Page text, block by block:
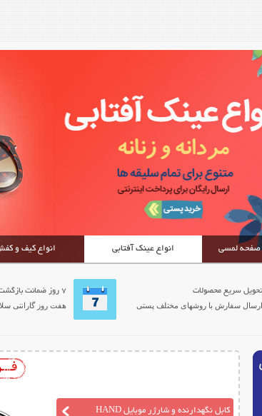
صفحه لمسی انواع عینک آفتابی انواع کیف و
تحویل سریع محصولات
ارسال سفارش با روشهای مختلف پستی
7 روز ضمانت بازگشت
هفت روز گارانتی
کابل نگهدارنده و شارژر موبایل HAND